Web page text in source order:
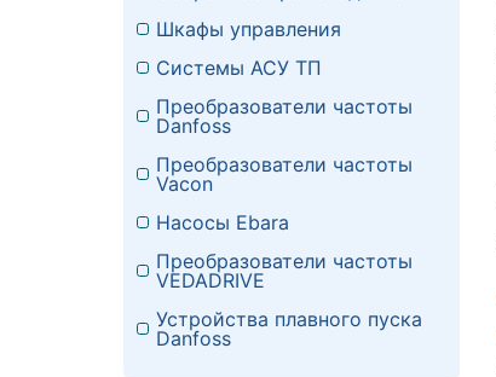
Шкафы управления
Системы АСУ ТП
Преобразователи частоты
Danfoss
Преобразователи частоты
Vacon
Насосы Ebara
Преобразователи частоты
VEDADRIVE
Устройства плавного пуска
Danfoss